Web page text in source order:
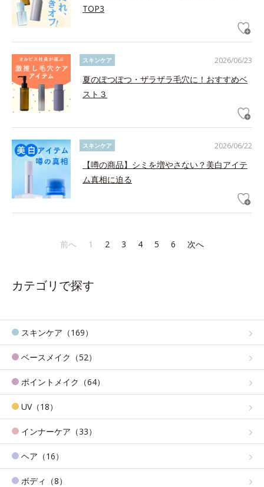
TOP3
2026/06/23
スキンケア
夏のぽつぽつ・ザラザラ毛穴に！おすすめベ
スト３
2026/06/22
スキンケア
【噂の商品】シミを増やさない？美白アイテ
ム真相に迫る
前へ 1 2 3 4 5 6 次へ
カテゴリで探す
スキンケア（169）
ベースメイク（52）
ポイントメイク（64）
UV（18）
インナーケア（33）
ヘア（16）
ボディ（8）